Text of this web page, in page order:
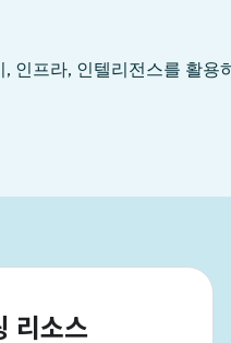
리소스